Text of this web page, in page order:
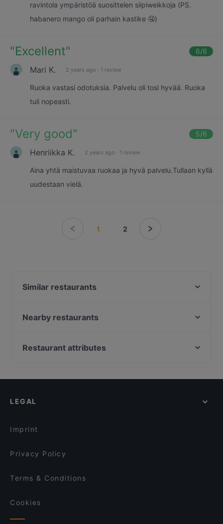
ravintola ympäristöä suosittelen siipiweikkoja (PS.
habanero mango oli parhain kastike 🤤)
"Excellent" 6/6
Mari K. 2 years ago · 1 review
Ruoka vastasi odotuksia. Palvelu oli tosi hyvää. Ruoka
tuli nopeasti.
"Very good" 5/6
Henriikka K. 2 years ago · 1 review
Aina yhtä maistuvaa ruokaa ja hyvä palvelu.Tullaan kyllä
uudestaan vielä.
1 2
Similar restaurants
Tiflisi
Saiko Robata
Restaurant Armenian House
Nearby restaurants
Ravintola Halikarnas
Konstan Möljä
Bröd Punavuori
Restaurant attributes
Late Night Food in Helsinki
LEGAL
Imprint
Privacy Policy
Terms & Conditions
Cookies